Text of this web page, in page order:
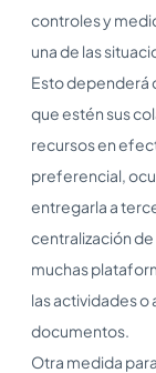
controles y
una de las
Esto dependerá
que estén sus
recursos en
preferencial,
entregarla a
centralización
muchas
las actividades o
documentos.
Otra medida